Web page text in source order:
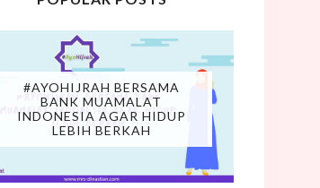
#AYOHIJRAH BERSAMA
BANK MUAMALAT
INDONESIA AGAR HIDUP
LEBIH BERKAH